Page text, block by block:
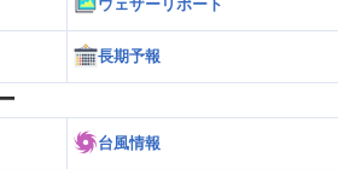
ウェザーリポート
長期予報
台風情報